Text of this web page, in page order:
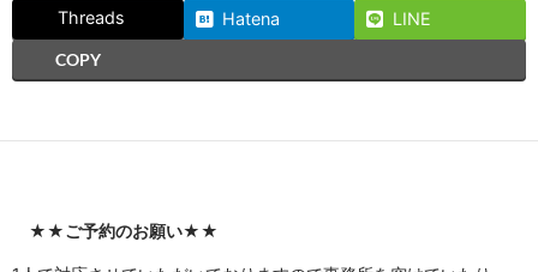
Threads
Hatena
LINE
COPY
★★ご予約のお願い★★